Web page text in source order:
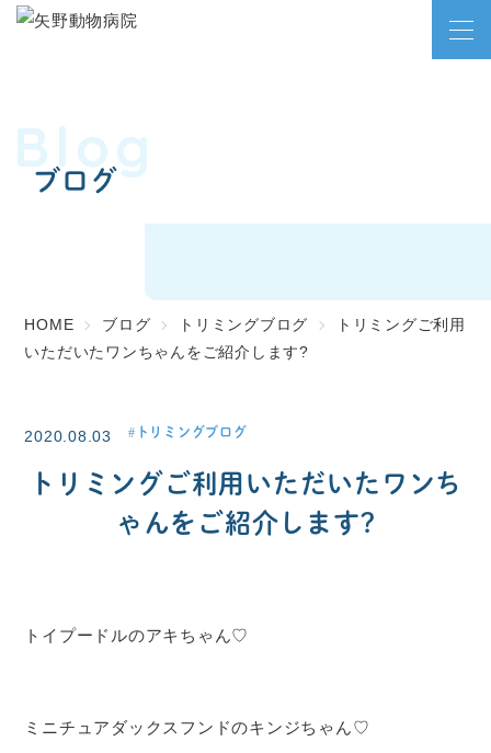
ブログ
Blog
HOME ブログ トリミングブログ
トリミングご利用
いただいたワンちゃんをご紹介します?
2020.08.03 トリミングブログ
トリミングご利用いただいたワンち
ゃんをご紹介します?
トイプードルのアキちゃん♡
ミニチュアダックスフンドのキンジちゃん♡